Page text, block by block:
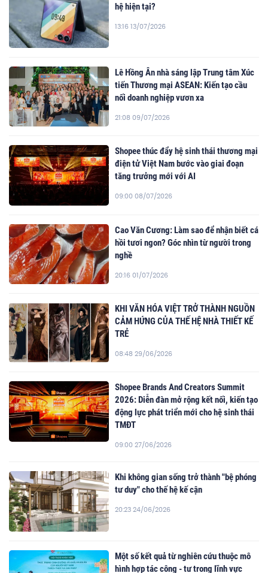
hệ hiện tại?
13:16 13/07/2026
Lê Hồng Ân nhà sáng lập Trung tâm Xúc
tiến Thương mại ASEAN: Kiến tạo cầu
nối doanh nghiệp vươn xa
21:08 09/07/2026
Shopee thúc đẩy hệ sinh thái thương mại
điện tử Việt Nam bước vào giai đoạn
tăng trưởng mới với AI
09:00 08/07/2026
Cao Văn Cương: Làm sao để nhận biết cá
hồi tươi ngon? Góc nhìn từ người trong
nghề
20:16 01/07/2026
KHI VĂN HÓA VIỆT TRỞ THÀNH NGUỒN
CẢM HỨNG CỦA THẾ HỆ NHÀ THIẾT KẾ
TRẺ
08:48 29/06/2026
Shopee Brands And Creators Summit
2026: Diễn đàn mở rộng kết nối, kiến tạo
động lực phát triển mới cho hệ sinh thái
TMĐT
09:00 27/06/2026
Khi không gian sống trở thành "bệ phóng
tư duy" cho thế hệ kế cận
20:23 24/06/2026
Một số kết quả từ nghiên cứu thuộc mô
hình hợp tác công - tư trong lĩnh vực